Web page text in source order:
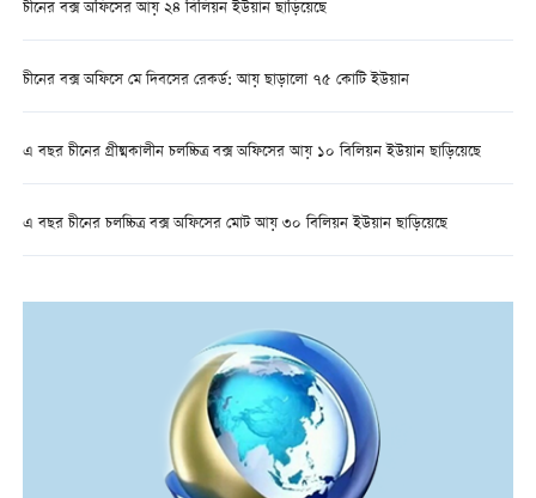
চীনের বক্স অফিসের আয় ২৪ বিলিয়ন ইউয়ান ছাড়িয়েছে
চীনের বক্স অফিসে মে দিবসের রেকর্ড: আয় ছাড়ালো ৭৫ কোটি ইউয়ান
এ বছর চীনের গ্রীষ্মকালীন চলচ্চিত্র বক্স অফিসের আয় ১০ বিলিয়ন ইউয়ান ছাড়িয়েছে
এ বছর চীনের চলচ্চিত্র বক্স অফিসের মোট আয় ৩০ বিলিয়ন ইউয়ান ছাড়িয়েছে